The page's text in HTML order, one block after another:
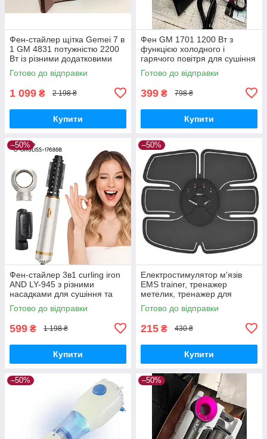
Фен-стайлер щітка Gemei 7 в
1 GM 4831 потужністю 2200
Вт із різними додатковими
насадками для укладання,
завивання та випрямлення
Готово до відправки
1 099 ₴ 2 198 ₴
Купити
Фен GM 1701 1200 Вт з
функцією холодного і
гарячого повітря для сушіння
та укладання волосся,
потужний фен домашнього
Готово до відправки
399 ₴ 798 ₴
Купити
–50%
Фен-стайлер 3в1 curling iron
AND LY-945 з різними
насадками для сушіння та
укладання волосся з
регулюванням температури
Готово до відправки
599 ₴ 1 198 ₴
Купити
–50%
Електростимулятор м'язів
EMS trainer, тренажер
метелик, тренажер для
сідниць, тренажер для преса,
міостимулятор
Готово до відправки
215 ₴ 430 ₴
Купити
–50% –50%